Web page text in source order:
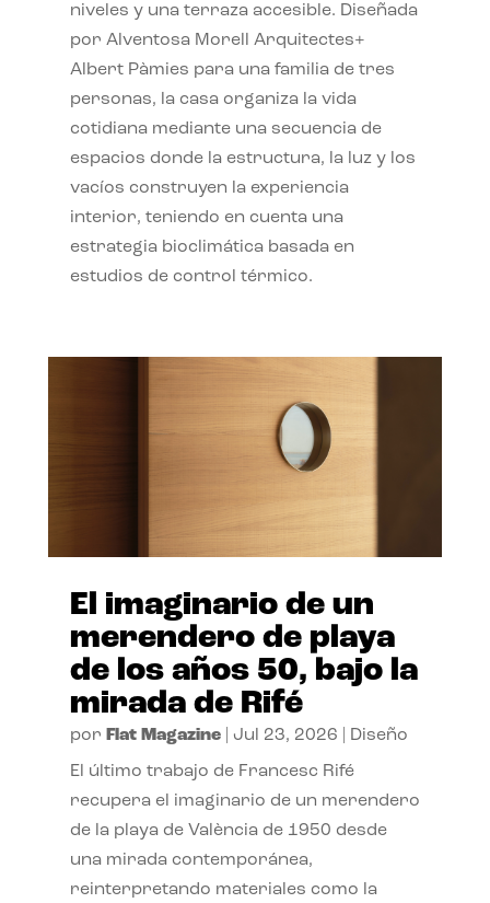
niveles y una terraza accesible. Diseñada
por Alventosa Morell Arquitectes+
Albert Pàmies para una familia de tres
personas, la casa organiza la vida
cotidiana mediante una secuencia de
espacios donde la estructura, la luz y los
vacíos construyen la experiencia
interior, teniendo en cuenta una
estrategia bioclimática basada en
estudios de control térmico.
El imaginario de un
merendero de playa
de los años 50, bajo la
mirada de Rifé
por Flat Magazine| Jul 23, 2026 Diseño
El último trabajo de Francesc Rifé
recupera el imaginario de un merendero
de la playa de València de 1950 desde
una mirada contemporánea,
reinterpretando materiales como la